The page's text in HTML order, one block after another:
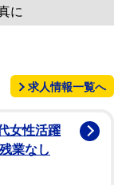
に
求人情報一覧へ
女性活躍
業なし